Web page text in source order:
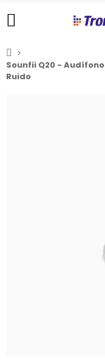
Sounfii Q20 -
Ruido